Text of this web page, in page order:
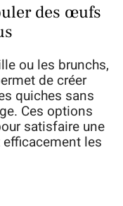
des œufs
ou les brunchs,
de créer
quiches sans
Ces options
satisfaire une
les